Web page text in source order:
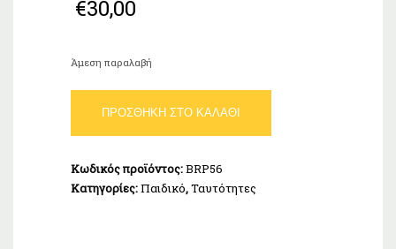
€30,00
Άμεση παραλαβή
Παιδική
Ασήμι
ποσότητα
ΠΡΟΣΘΉΚΗ ΣΤΟ ΚΑΛΆΘΙ
Κωδικός προϊόντος:BRP56
Κατηγορίες:Παιδικό,Ταυτότητες